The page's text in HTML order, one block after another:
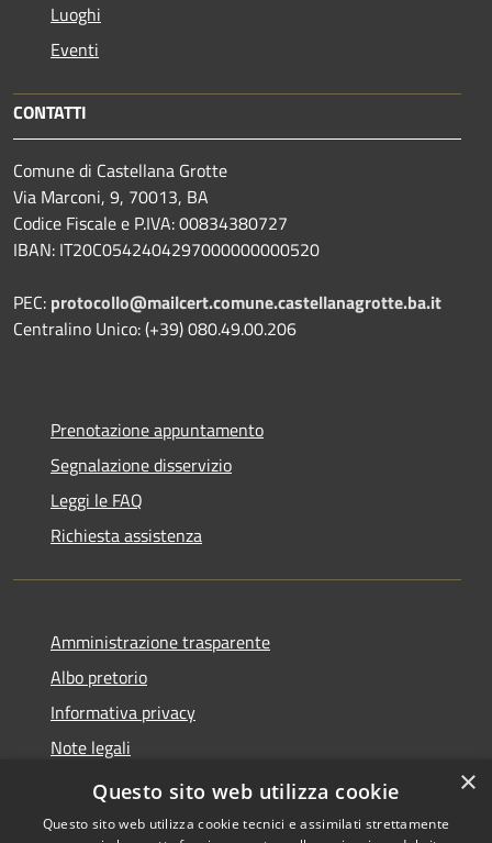
Luoghi
Eventi
CONTATTI
Comune di Castellana Grotte
Via Marconi, 9, 70013, BA
Codice Fiscale e P.IVA: 00834380727
IBAN: IT20C0542404297000000000520
PEC: protocollo@mailcert.comune.castellanagrotte.ba.it
Centralino Unico: (+39) 080.49.00.206
Prenotazione appuntamento
Segnalazione disservizio
Leggi le FAQ
Richiesta assistenza
Amministrazione trasparente
Albo pretorio
Informativa privacy
Note legali
Dichiarazione di accessibilità
×
Questo sito web utilizza cookie
Questo sito web utilizza cookie tecnici e assimilati strettamente